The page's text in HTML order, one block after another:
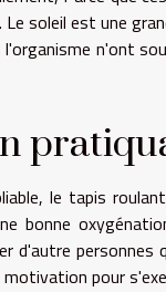
soleil est une
n'ont
le tapis
bonne
d'autre personnes
pour